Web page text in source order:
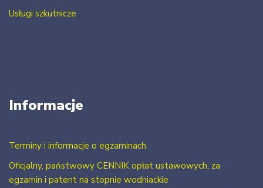
Usługi szkutnicze
Informacje
Terminy i informacje o egzaminach.
Oficjalny, państwowy CENNIK opłat ustawowych, za
egzamin i patent na stopnie wodniackie